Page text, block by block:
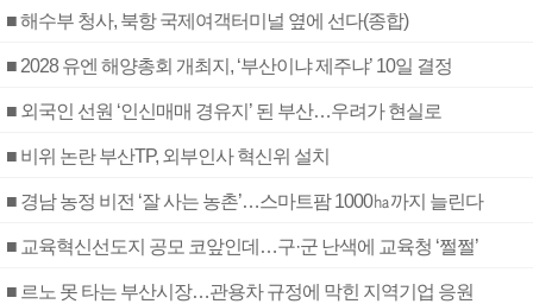
■ 해수부 청사, 북항 국제여객터미널 옆에 선다(종합)
■ 2028 유엔 해양총회 개최지, ‘부산이냐 제주냐’ 10일 결정
■ 외국인 선원 ‘인신매매 경유지’ 된 부산…우려가 현실로
■ 비위 논란 부산TP, 외부인사 혁신위 설치
■ 경남 농정 비전 ‘잘 사는 농촌’…스마트팜 1000㏊까지 늘린다
■ 교육혁신선도지 공모 코앞인데…구·군 난색에 교육청 ‘쩔쩔’
■ 르노 못 타는 부산시장…관용차 규정에 막힌 지역기업 응원